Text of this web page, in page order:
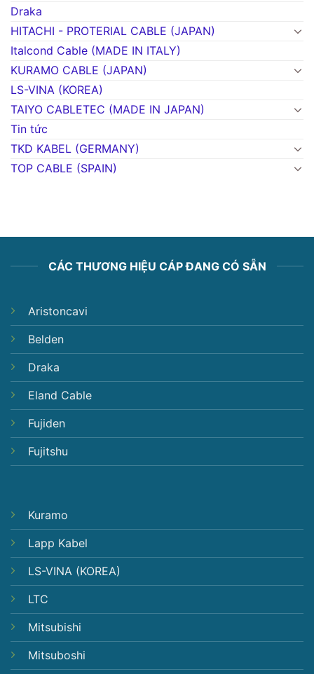
Draka
HITACHI - PROTERIAL CABLE (JAPAN)
Italcond Cable (MADE IN ITALY)
KURAMO CABLE (JAPAN)
LS-VINA (KOREA)
TAIYO CABLETEC (MADE IN JAPAN)
Tin tức
TKD KABEL (GERMANY)
TOP CABLE (SPAIN)
CÁC THƯƠNG HIỆU CÁP ĐANG CÓ SẴN
Aristoncavi
Belden
Draka
Eland Cable
Fujiden
Fujitshu
Kuramo
Lapp Kabel
LS-VINA (KOREA)
LTC
Mitsubishi
Mitsuboshi